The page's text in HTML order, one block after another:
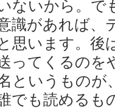
ないから。で
識があれば、
思います。後
ってくるのを
というものが
でも読めるも